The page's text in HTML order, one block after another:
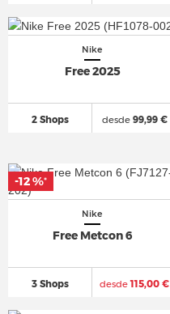
Nike
Free 2025
2 Shops desde99,99 €
Nike
Free Metcon 6
3 Shops desde115,00 €
-12 %*